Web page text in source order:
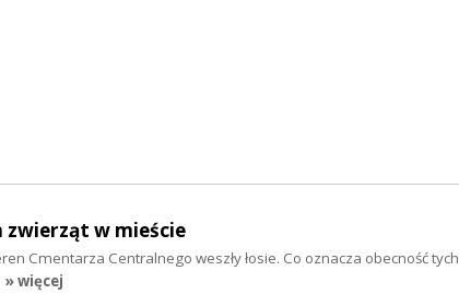
w mieście
Cmentarza Centralnego weszły łosie. Co oznacza obecność tych
» więcej